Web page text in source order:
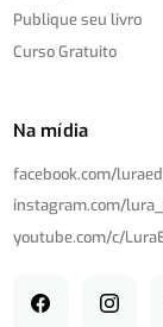
Publique seu livro
Curso Gratuito
Na mídia
facebook.com/
instagram.com/
youtube.com/c/